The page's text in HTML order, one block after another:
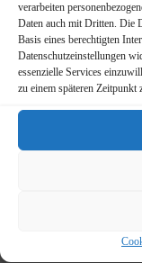
verarbeiten
Daten auch mit Dritten. Die
Basis eines berechtigten
Datenschutzeinstellungen
essenzielle Services
zu einem späteren